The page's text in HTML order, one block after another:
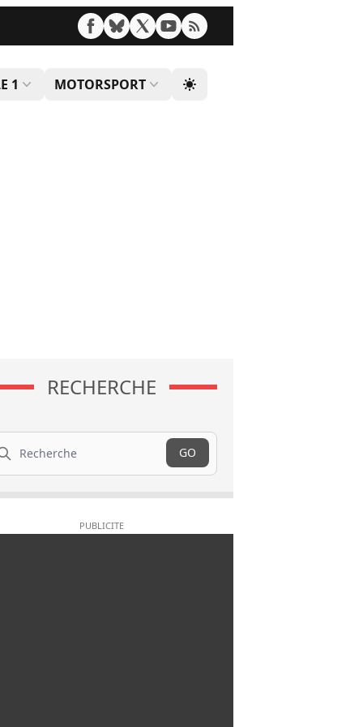
1 MOTORSPORT
RECHERCHE
GO